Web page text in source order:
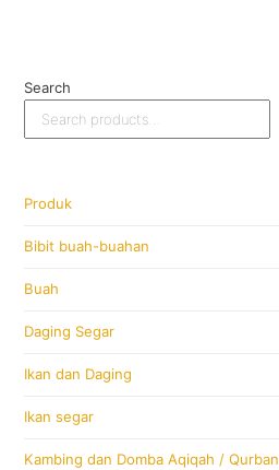
Search
Produk
Bibit buah-buahan
Buah
Daging Segar
Ikan dan Daging
Ikan segar
Kambing dan Domba Aqiqah / Qurban